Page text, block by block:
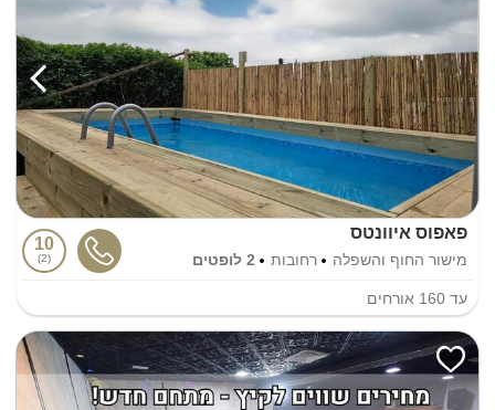
פאפוס איוונטס
מישור החוף והשפלה רחובות 2 לופטים
10
2
עד 160 אורחים